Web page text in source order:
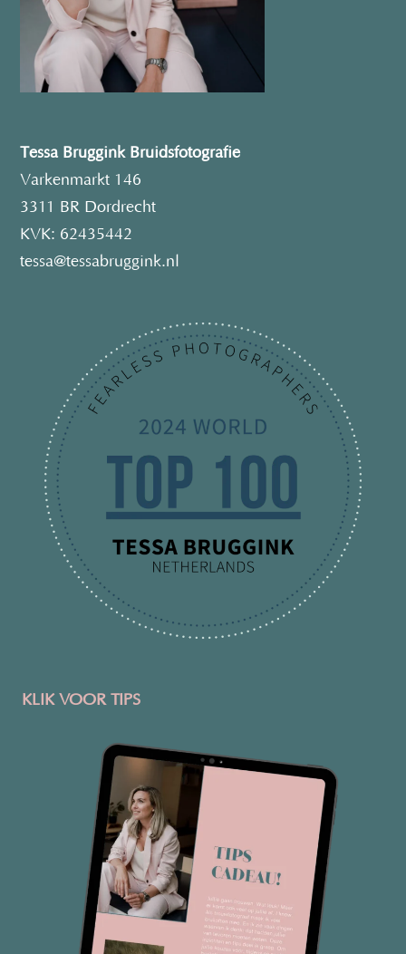
Tessa Bruggink Bruidsfotografie
Varkenmarkt 146
3311 BR Dordrecht
KVK: 62435442
tessa@tessabruggink.nl
KLIK VOOR TIPS